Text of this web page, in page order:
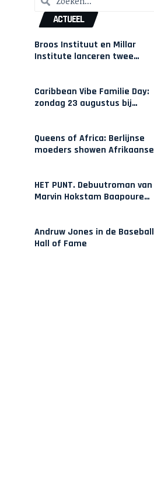
ACTUEEL
Broos Instituut en Millar
Institute lanceren twee
Caribbean Vibe Familie Day:
zondag 23 augustus bij
Queens of Africa: Berlijnse
moeders showen Afrikaanse
HET PUNT. Debuutroman van
Marvin Hokstam Baapoure
Andruw Jones in de Baseball
Hall of Fame